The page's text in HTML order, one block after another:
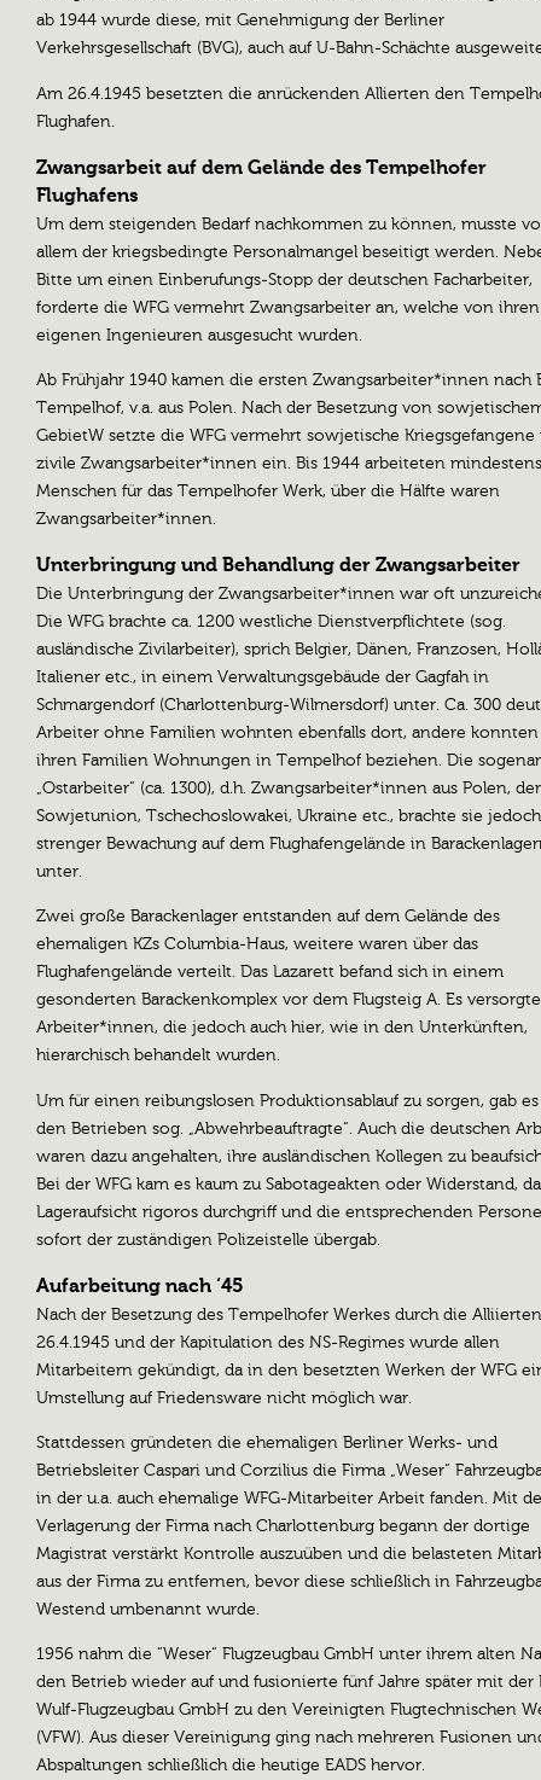
ab 1944 wurde diese, mit Genehmigung der Berliner
Verkehrsgesellschaft (BVG), auch auf U-Bahn-Schächte
Am 26.4.1945 besetzten die anrückenden Allierten den
Flughafen.
Zwangsarbeit auf dem Gelände des Tempelhofer
Flughafens
Um dem steigenden Bedarf nachkommen zu können, musste
allem der kriegsbedingte Personalmangel beseitigt werden.
Bitte um einen Einberufungs-Stopp der deutschen Facharbeiter,
forderte die WFG vermehrt Zwangsarbeiter an, welche von ihren
eigenen Ingenieuren ausgesucht wurden.
Ab Frühjahr 1940 kamen die ersten Zwangsarbeiter*innen nach
Tempelhof, v.a. aus Polen. Nach der Besetzung von
GebietW setzte die WFG vermehrt sowjetische Kriegsgefangene
zivile Zwangsarbeiter*innen ein. Bis 1944 arbeiteten
Menschen für das Tempelhofer Werk, über die Hälfte waren
Zwangsarbeiter*innen.
Unterbringung und Behandlung der Zwangsarbeiter
Die Unterbringung der Zwangsarbeiter*innen war oft
Die WFG brachte ca. 1200 westliche Dienstverpflichtete (sog.
ausländische Zivilarbeiter), sprich Belgier, Dänen, Franzosen,
Italiener etc., in einem Verwaltungsgebäude der Gagfah in
Schmargendorf (Charlottenburg-Wilmersdorf) unter. Ca. 300
Arbeiter ohne Familien wohnten ebenfalls dort, andere
ihren Familien Wohnungen in Tempelhof beziehen. Die
„Ostarbeiter“ (ca. 1300), d.h. Zwangsarbeiter*innen aus Polen, der
Sowjetunion, Tschechoslowakei, Ukraine etc., brachte sie
strenger Bewachung auf dem Flughafengelände in
unter.
Zwei große Barackenlager entstanden auf dem Gelände des
ehemaligen KZs Columbia-Haus, weitere waren über das
Flughafengelände verteilt. Das Lazarett befand sich in einem
gesonderten Barackenkomplex vor dem Flugsteig A. Es
Arbeiter*innen, die jedoch auch hier, wie in den Unterkünften,
hierarchisch behandelt wurden.
Um für einen reibungslosen Produktionsablauf zu sorgen, gab
den Betrieben sog. „Abwehrbeauftragte“. Auch die deutschen
waren dazu angehalten, ihre ausländischen Kollegen zu
Bei der WFG kam es kaum zu Sabotageakten oder Widerstand,
Lageraufsicht rigoros durchgriff und die entsprechenden
sofort der zuständigen Polizeistelle übergab.
Aufarbeitung nach ‘45
Nach der Besetzung des Tempelhofer Werkes durch die
26.4.1945 und der Kapitulation des NS-Regimes wurde allen
Mitarbeitern gekündigt, da in den besetzten Werken der WFG
Umstellung auf Friedensware nicht möglich war.
Stattdessen gründeten die ehemaligen Berliner Werks- und
Betriebsleiter Caspari und Corzilius die Firma „Weser“
in der u.a. auch ehemalige WFG-Mitarbeiter Arbeit fanden. Mit
Verlagerung der Firma nach Charlottenburg begann der dortige
Magistrat verstärkt Kontrolle auszuüben und die belasteten
aus der Firma zu entfernen, bevor diese schließlich in
Westend umbenannt wurde.
1956 nahm die “Weser“ Flugzeugbau GmbH unter ihrem alten
den Betrieb wieder auf und fusionierte fünf Jahre später mit der
Wulf-Flugzeugbau GmbH zu den Vereinigten Flugtechnischen
(VFW). Aus dieser Vereinigung ging nach mehreren Fusionen
Abspaltungen schließlich die heutige EADS hervor.